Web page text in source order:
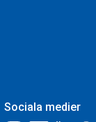
Sociala medier